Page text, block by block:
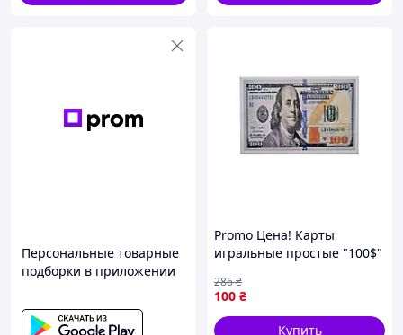
Персональные товарные
подборки в приложении
Promo Цена! Карты
игральные простые "100$"
ZaGrosh.com.ua
100 ₴
286₴
Купить